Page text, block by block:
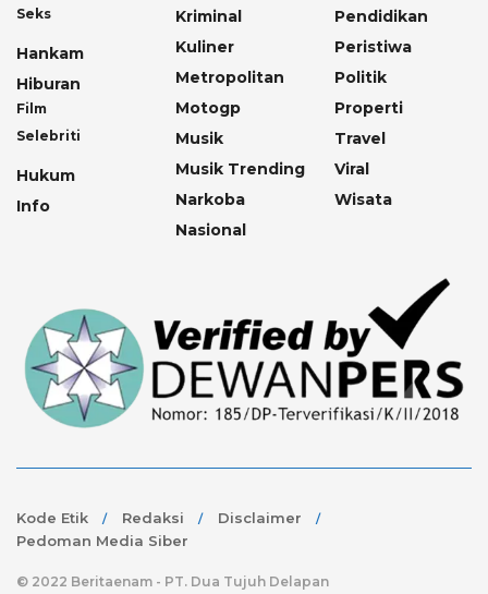
Seks
Hankam
Hiburan
Film
Selebriti
Hukum
Info
Kriminal
Kuliner
Metropolitan
Motogp
Musik
Musik Trending
Narkoba
Nasional
Pendidikan
Peristiwa
Politik
Properti
Travel
Viral
Wisata
Kode Etik Redaksi
Disclaimer
Pedoman Media Siber
© 2022 Beritaenam - PT. Dua Tujuh Delapan